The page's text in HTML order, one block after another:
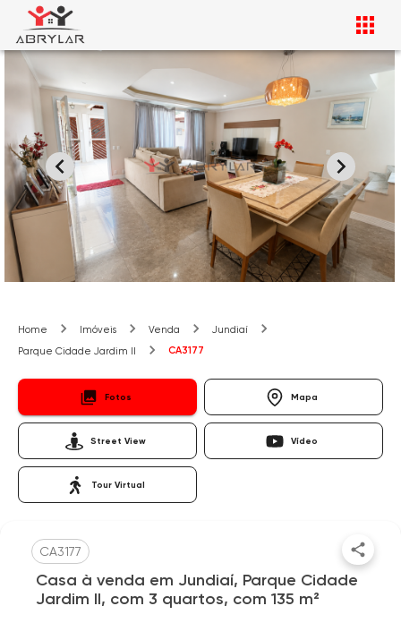
Home Imóveis Venda
Jundiaí
Parque Cidade Jardim II
CA3177
Fotos Mapa
Street View Vídeo
Tour Virtual
CA3177
Casa à venda em Jundiaí, Parque Cidade
Jardim II, com 3 quartos, com 135 m²